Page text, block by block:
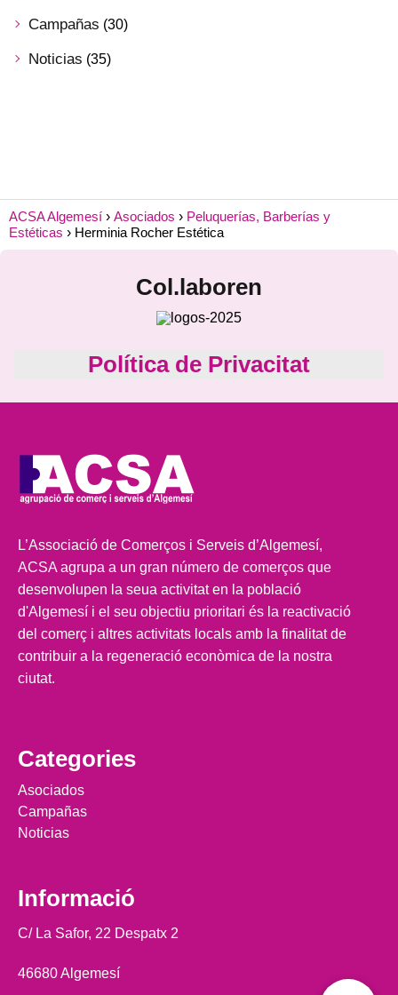
Campañas (30)
Noticias (35)
ACSA Algemesí Asociados
Peluquerías, Barberías y
Estéticas
Herminia Rocher Estética
Col.laboren
Política de Privacitat
L’Associació de Comerços i Serveis d’Algemesí,
ACSA agrupa a un gran número de comerços que
desenvolupen la seua activitat en la població
d'Algemesí i el seu objectiu prioritari és la reactivació
del comerç i altres activitats locals amb la finalitat de
contribuir a la regeneració econòmica de la nostra
ciutat.
Categories
Asociados
Campañas
Noticias
Informació
C/ La Safor, 22 Despatx 2
46680 Algemesí